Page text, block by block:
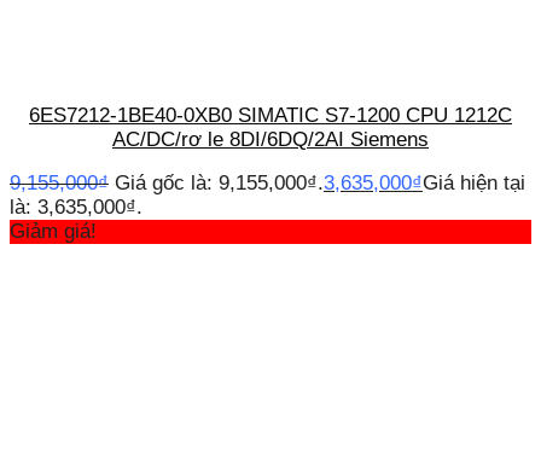
6ES7212-1BE40-0XB0 SIMATIC S7-1200 CPU 1212C
AC/DC/rơ le 8DI/6DQ/2AI Siemens
9,155,000₫ Giá gốc là: 9,155,000₫.3,635,000₫Giá hiện tại
là: 3,635,000₫.
Giảm giá!